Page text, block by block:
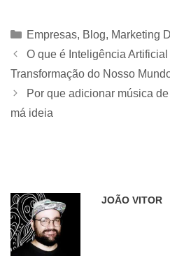
Categorias
Empresas, Blog, Marketing
O que é Inteligência
Transformação do Nosso
Por que adicionar música
má ideia
JOÃO VITOR